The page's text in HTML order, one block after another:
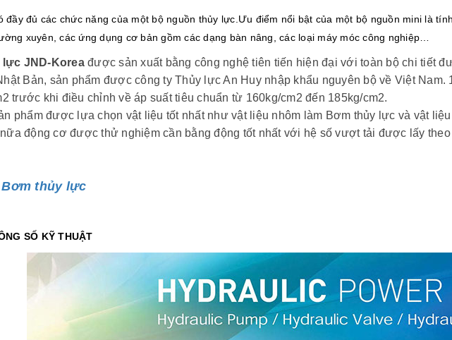
đầy đủ các chức năng của một bộ nguồn thủy lực.Ưu điểm nổi bật của một bộ nguồn mini là
xuyên, các ứng dụng cơ bản gồm các dạng bàn nâng, các loại máy móc công nghiệp…
JND-Koreađược sản xuất bằng công nghệ tiên tiến hiện đại với toàn bộ chi tiết
Bản, sản phẩm được công ty Thủy lực An Huy nhập khẩu nguyên bộ về Việt
trước khi điều chỉnh về áp suất tiêu chuẩn từ 160kg/cm2 đến 185kg/cm2.
được lựa chọn vật liệu tốt nhất như vật liệu nhôm làm Bơm thủy lực và vật liệu
động cơ được thử nghiệm cần bằng động tốt nhất với hệ số vượt tải được lấy
Bơm thủy lực
SỐ KỸ THUẬT